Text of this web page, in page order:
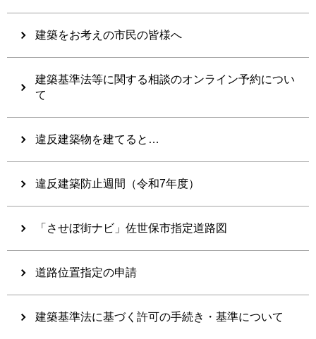
建築をお考えの市民の皆様へ
建築基準法等に関する相談のオンライン予約につい
て
違反建築物を建てると…
違反建築防止週間（令和7年度）
「させぼ街ナビ」佐世保市指定道路図
道路位置指定の申請
建築基準法に基づく許可の手続き・基準について